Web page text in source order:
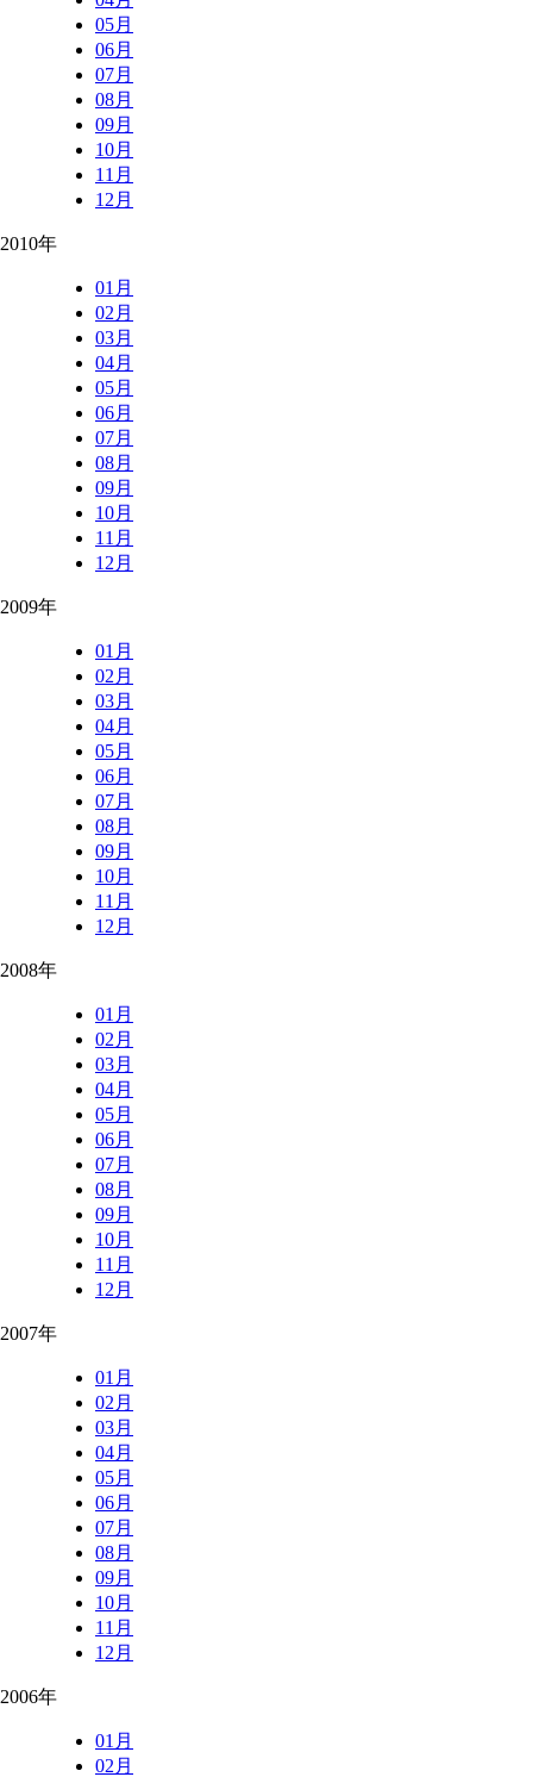
05月
06月
07月
08月
09月
10月
11月
12月
2010年
01月
02月
03月
04月
05月
06月
07月
08月
09月
10月
11月
12月
2009年
01月
02月
03月
04月
05月
06月
07月
08月
09月
10月
11月
12月
2008年
01月
02月
03月
04月
05月
06月
07月
08月
09月
10月
11月
12月
2007年
01月
02月
03月
04月
05月
06月
07月
08月
09月
10月
11月
12月
2006年
01月
02月